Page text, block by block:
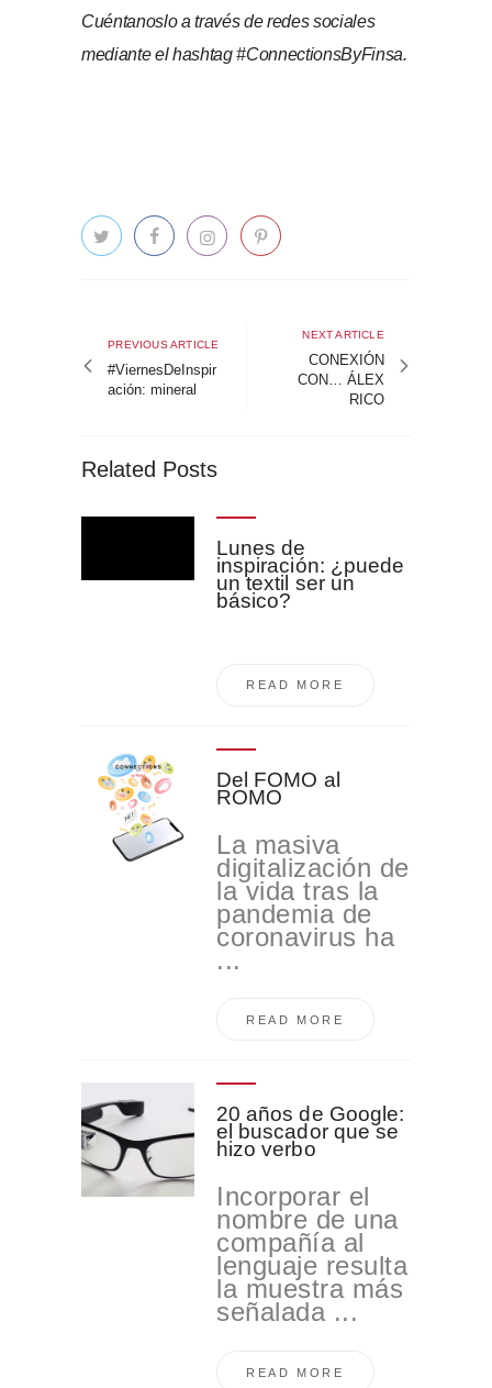
Cuéntanoslo a través de redes sociales
mediante el hashtag #ConnectionsByFinsa.
entradas
Previous
article
PREVIOUS ARTICLE
#ViernesDeInspir
ación: mineral
Next
article
NEXT ARTICLE
CONEXIÓN
CON… ÁLEX
RICO
Related Posts
Lunes de
inspiración: ¿puede
un textil ser un
básico?
READ MORE
Del FOMO al
ROMO
La masiva
digitalización de
la vida tras la
pandemia de
coronavirus ha
...
READ MORE
20 años de Google:
el buscador que se
hizo verbo
Incorporar el
nombre de una
compañía al
lenguaje resulta
la muestra más
señalada ...
READ MORE